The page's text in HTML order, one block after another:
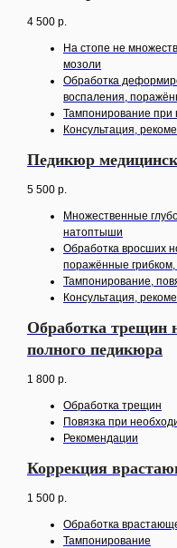
4 500 р.
На стопе не
мозоли
Обработка
воспаления,
Тампонирование при
Консультация,
Педикюр
5 500 р.
Множественные
натоптыши
Обработка вросших
поражённые
Тампонирование,
Консультация,
Обработка трещин
полного педикюра
1 800 р.
Обработка трещин
Повязка при
Рекомендации
Коррекция
1 500 р.
Обработка
Тампонирование